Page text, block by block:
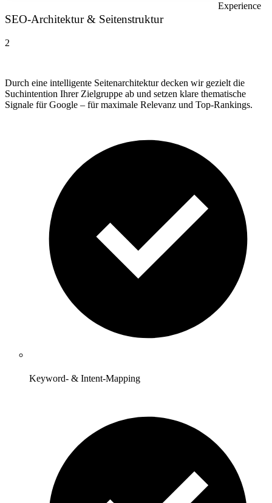
Experience
SEO-Architektur & Seitenstruktur
2
Durch eine intelligente Seitenarchitektur decken wir gezielt die
Suchintention Ihrer Zielgruppe ab und setzen klare thematische
Signale für Google – für maximale Relevanz und Top-Rankings.
Keyword- & Intent-Mapping